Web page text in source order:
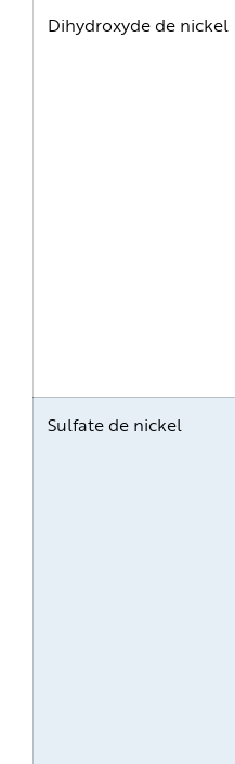
Dihydroxyde de nickel
Sulfate de nickel